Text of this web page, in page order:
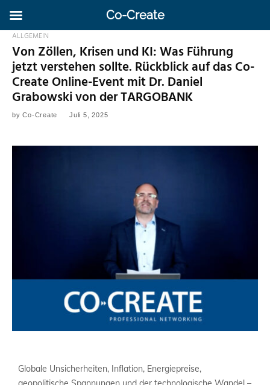
ALLGEMEIN
Von Zöllen, Krisen und KI: Was Führung
jetzt verstehen sollte. Rückblick auf das Co-
Create Online-Event mit Dr. Daniel
Grabowski von der TARGOBANK
byCo-Create Juli 5, 2025
Globale Unsicherheiten, Inflation, Energiepreise,
Co-Create